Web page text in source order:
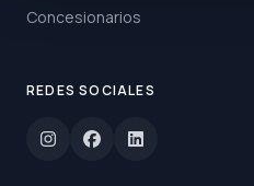
Concesionarios
REDES SOCIALES